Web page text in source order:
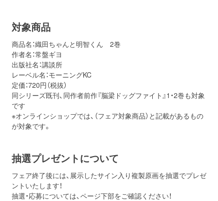
対象商品
商品名：織田ちゃんと明智くん 2巻
作者名：常盤ギヨ
出版社名：講談所
レーベル名：モーニングKC
定価：720円（税抜）
同シリーズ既刊、同作者前作『脳梁ドッグファイト』1・2巻も対象
です
※オンラインショップでは、（フェア対象商品）と記載があるもの
が対象です。
抽選プレゼントについて
フェア終了後には、展示したサイン入り複製原画を抽選でプレゼ
ントいたします！
抽選・応募については、ページ下部をご確認ください！